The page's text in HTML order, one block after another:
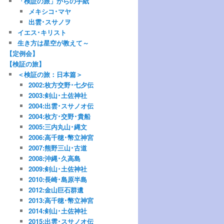
メキシコ･マヤ
出雲･スサノヲ
イエス･キリスト
生き方は星空が教えて～
【定例会】
【検証の旅】
＜検証の旅：日本篇＞
2002:枚方交野･七夕伝
2003:剣山･土佐神社
2004:出雲･スサノオ伝
2004:枚方･交野･貴船
2005:三内丸山･縄文
2006:高千穂･幣立神宮
2007:熊野三山･古道
2008:沖縄･久高島
2009:剣山･土佐神社
2010:長崎･島原半島
2012:金山巨石群遺
2013:高千穂･幣立神宮
2014:剣山･土佐神社
2015:出雲･スサノオ伝